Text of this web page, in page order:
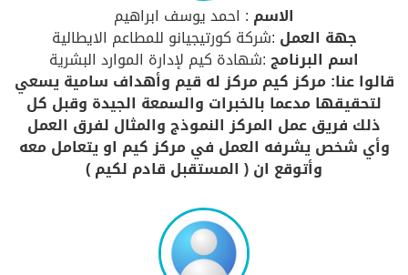
الاسم : احمد يوسف ابراهيم
جهة العمل :شركة كورتيجيانو للمطاعم الايطالية
اسم البرنامج:شهادة كيم لإدارة الموارد البشرية
قالوا عنا: مركز كيم مركز له قيم وأهداف سامية يسعي
لتحقيقها مدعما بالخبرات والسمعة الجيدة وقبل كل
ذلك فريق عمل المركز النموذج والمثال لفرق العمل
وأي شخص يشرفه العمل في مركز كيم او يتعامل معه
وأتوقع ان ( المستقبل قادم لكيم )